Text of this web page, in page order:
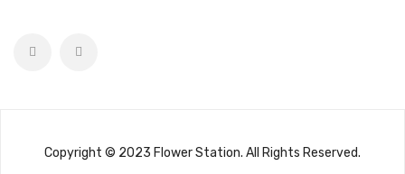
Copyright © 2023 Flower Station. All Rights Reserved.